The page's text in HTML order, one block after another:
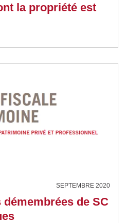
la propriété est
SEPTEMBRE 2020
de SC